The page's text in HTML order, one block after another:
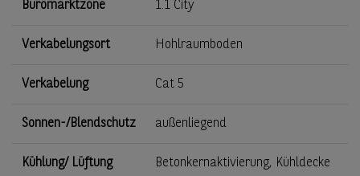
Büromarktzone 1.1 City
Verkabelungsort Hohlraumboden
Verkabelung Cat 5
Sonnen-/Blendschutz außenliegend
Kühlung/ Lüftung Betonkernaktivierung, Kühldecke